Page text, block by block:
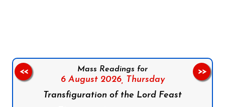
Mass Readings for
6 August 2026,
Thursday
Transfiguration of the Lord Feast
<< >>